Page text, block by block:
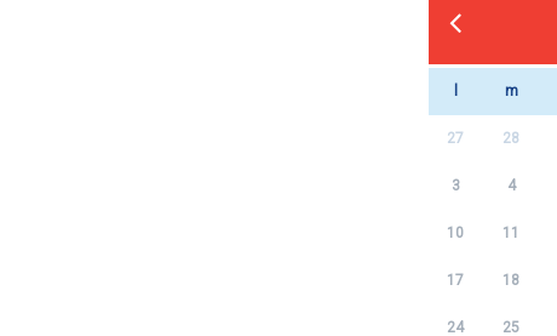
m
27 28
3 4
10 11
17 18
24 25